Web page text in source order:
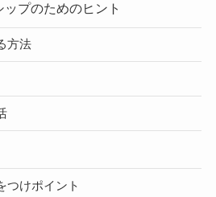
プのためのヒント
方法
つけポイント